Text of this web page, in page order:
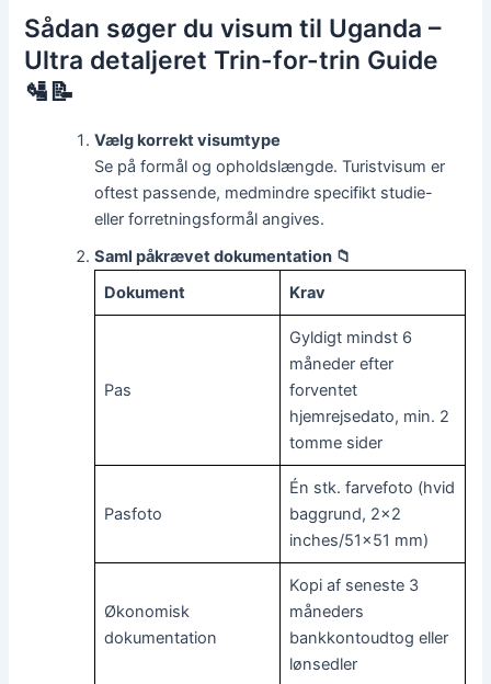
Sådan søger du visum til Uganda –
Ultra detaljeret Trin-for-trin Guide
🛂📝
Vælg korrekt visumtype
Se på formål og opholdslængde. Turistvisum er
oftest passende, medmindre specifikt studie-
eller forretningsformål angives.
Saml påkrævet dokumentation 📁
Dokument
Krav
Pas
Gyldigt mindst 6
måneder efter
forventet
hjemrejsedato, min. 2
tomme sider
Pasfoto
Én stk. farvefoto (hvid
baggrund, 2×2
inches/51×51 mm)
Økonomisk
dokumentation
Kopi af seneste 3
måneders
bankkontoudtog eller
lønsedler